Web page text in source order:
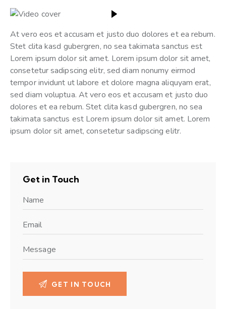
At vero eos et accusam et justo duo dolores et ea rebum.
Stet clita kasd gubergren, no sea takimata sanctus est
Lorem ipsum dolor sit amet. Lorem ipsum dolor sit amet,
consetetur sadipscing elitr, sed diam nonumy eirmod
tempor invidunt ut labore et dolore magna aliquyam erat,
sed diam voluptua. At vero eos et accusam et justo duo
dolores et ea rebum. Stet clita kasd gubergren, no sea
takimata sanctus est Lorem ipsum dolor sit amet. Lorem
ipsum dolor sit amet, consetetur sadipscing elitr.
Get in Touch